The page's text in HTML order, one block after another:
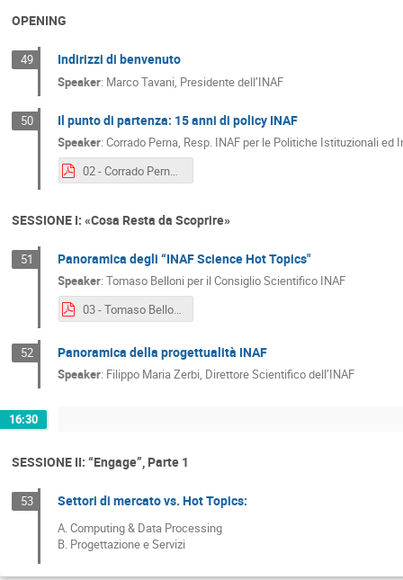
OPENING
49 Indirizzi di benvenuto
Speaker: Marco Tavani, Presidente dell’INAF
50 Il punto di partenza: 15 anni di policy INAF
Speaker:Corrado Perna, Resp. INAF per le Politiche Istituzionali ed
02 - Corrado Perna - 15_anni_di_policy_inaf.pdf
SESSIONE I: «Cosa Resta da Scoprire»
51 Panoramica degli “INAF Science Hot Topics"
Speaker:Tomaso Belloni per il Consiglio Scientifico INAF
03 - Tomaso Belloni - Giornate_INAF (2).pdf
52 Panoramica della progettualità INAF
Speaker: Filippo Maria Zerbi, Direttore Scientifico dell’INAF
16:30
SESSIONE II: “Engage”, Parte 1
53 Settori di mercato vs. Hot Topics:
A. Computing & Data Processing
B. Progettazione e Servizi